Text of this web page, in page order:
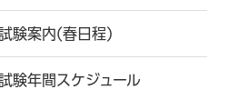
験案内(春日程)
験年間スケジュール